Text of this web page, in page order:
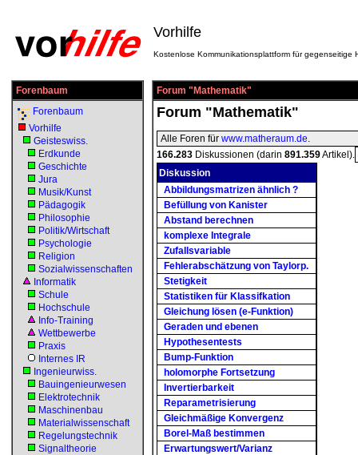
Vorhilfe
Kostenlose Kommunikationsplattform für gegenseitige
Forenbaum
Forenbaum
Vorhilfe
Geisteswiss.
Erdkunde
Geschichte
Jura
Musik/Kunst
Pädagogik
Philosophie
Politik/Wirtschaft
Psychologie
Religion
Sozialwissenschaften
Informatik
Schule
Hochschule
Info-Training
Wettbewerbe
Praxis
Internes IR
Ingenieurwiss.
Bauingenieurwesen
Elektrotechnik
Maschinenbau
Materialwissenschaft
Regelungstechnik
Signaltheorie
Forum "Mathematik"
Forum "Mathematik"
Alle Foren für www.matheraum.de.
166.283 Diskussionen (darin 891.359Artikel).
Diskussion
Abbildungsmatrizen ähnlich ?
Befüllung von Kanister
Abstand berechnen
komplexe Integrale
Zufallsvariable
Fehlerabschätzung von Taylorp.
Stetigkeit
Statistiken für Klassifkation
Gleichung lösen (e-Funktion)
Geraden und ebenen
Hypothesentests
Bump-Funktion
holomorphe Fortsetzung
Invertierbarkeit
Reparametrisierung
Gleichmäßige Konvergenz
Borel-Maß bestimmen
Erwartungswert/Varianz